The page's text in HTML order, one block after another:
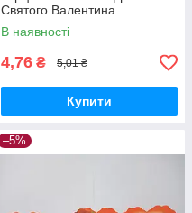
Святого Валентина
В наявності
4,76 ₴ 5,01 ₴
Купити
–5%